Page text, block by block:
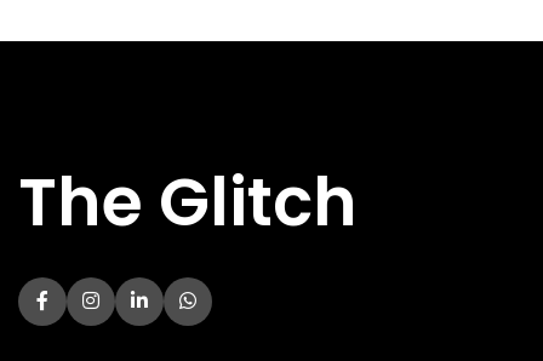
TYPE KOELING Luchtkoeler
Afmeting
HOOGTE 405 mm
DIEPTE 390 mm
FABRIKANT
Afmeting
BREEDTE
The Glitch